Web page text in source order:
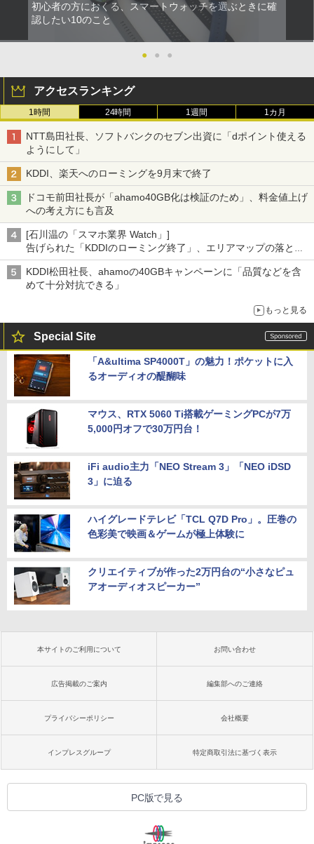
初心者の方におくる、スマートウォッチを選ぶときに確
認したい10のこと
● ● ●
アクセスランキング
1時間 24時間 1週間 1カ月
NTT島田社長、ソフトバンクのセブン出資に「dポイント使える
ようにして」
KDDI、楽天へのローミングを9月末で終了
ドコモ前田社長が「ahamo40GB化は検証のため」、料金値上げ
への考え方にも言及
[石川温の「スマホ業界 Watch」]
告げられた「KDDIのローミング終了」、エリアマップの落とし
穴と楽天モバイルの課題
KDDI松田社長、ahamoの40GBキャンペーンに「品質などを含
めて十分対抗できる」
もっと見る
Special Site
「A&ultima SP4000T」の魅力！ポケットに入
るオーディオの醍醐味
マウス、RTX 5060 Ti搭載ゲーミングPCが7万
5,000円オフで30万円台！
iFi audio主力「NEO Stream 3」「NEO iDSD
3」に迫る
ハイグレードテレビ「TCL Q7D Pro」。圧巻の
色彩美で映画＆ゲームが極上体験に
クリエイティブが作った2万円台の“小さなピュ
アオーディオスピーカー”
本サイトのご利用について お問い合わせ
広告掲載のご案内 編集部へのご連絡
プライバシーポリシー 会社概要
インプレスグループ 特定商取引法に基づく表示
PC版で見る